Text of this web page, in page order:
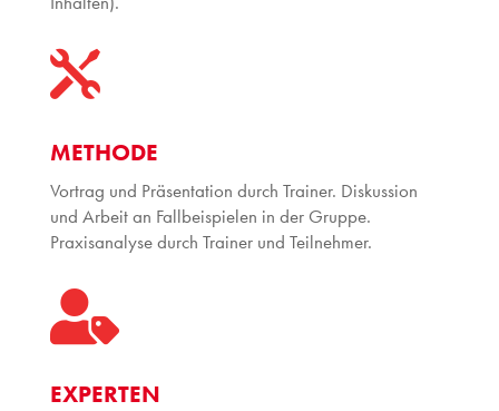

METHODE
Vortrag und Präsentation durch Trainer. Diskussion
und Arbeit an Fallbeispielen in der Gruppe.
Praxisanalyse durch Trainer und Teilnehmer.

EXPERTEN